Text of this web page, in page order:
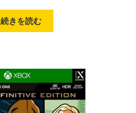
続きを読む